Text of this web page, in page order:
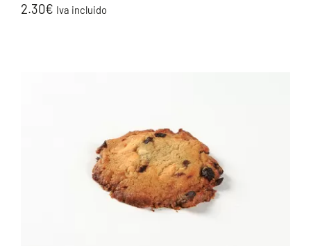
2.30€ Iva incluido